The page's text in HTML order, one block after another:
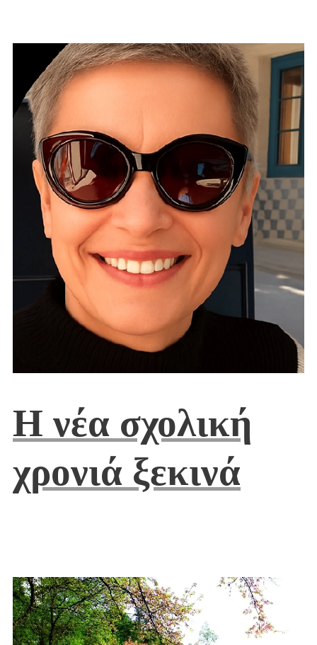
Η νέα σχολική
χρονιά ξεκινά